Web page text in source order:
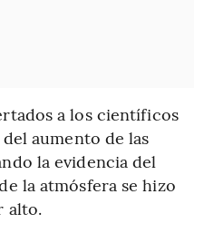
a los científicos
aumento de las
la evidencia del
la atmósfera se hizo
alto.